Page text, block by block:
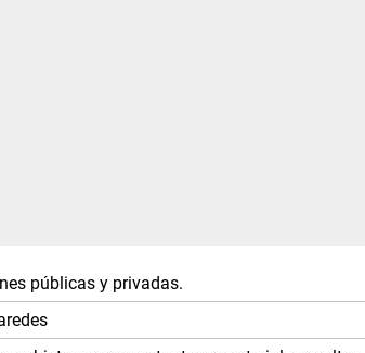
públicas y privadas.